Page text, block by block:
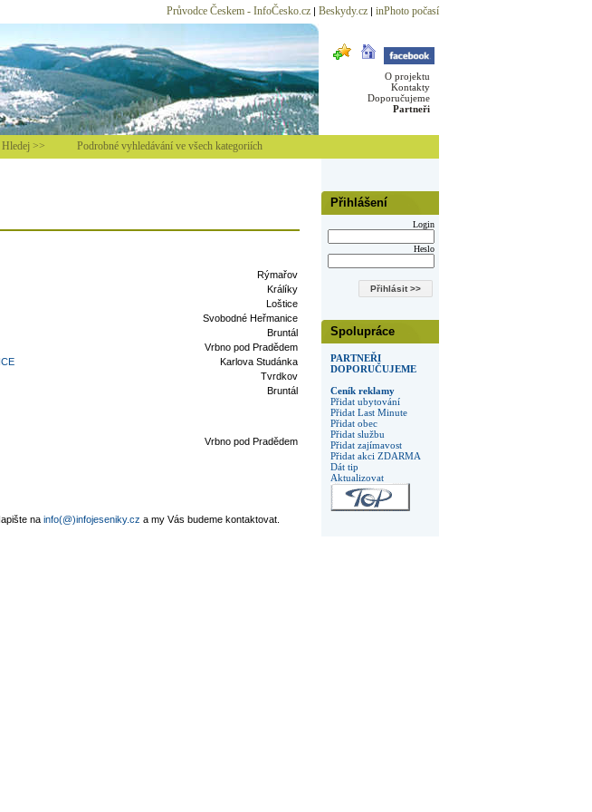
Průvodce Českem - InfoČesko.cz| Beskydy.cz| inPhoto počasí
O projektu
Kontakty
Doporučujeme
Partneři
Hledej >> Podrobné vyhledávání ve všech kategoriích
Přihlášení
Login
Heslo
Spolupráce
PARTNEŘI
DOPORUČUJEME
Ceník reklamy
Přidat ubytování
Přidat Last Minute
Přidat obec
Přidat službu
Přidat zajímavost
Přidat akci ZDARMA
Dát tip
Aktualizovat
Rýmařov
Králíky
Loštice
Svobodné Heřmanice
Bruntál
Vrbno pod Pradědem
Karlova Studánka
Tvrdkov
Bruntál
Vrbno pod Pradědem
na info(@)infojeseniky.cz a my Vás budeme kontaktovat.